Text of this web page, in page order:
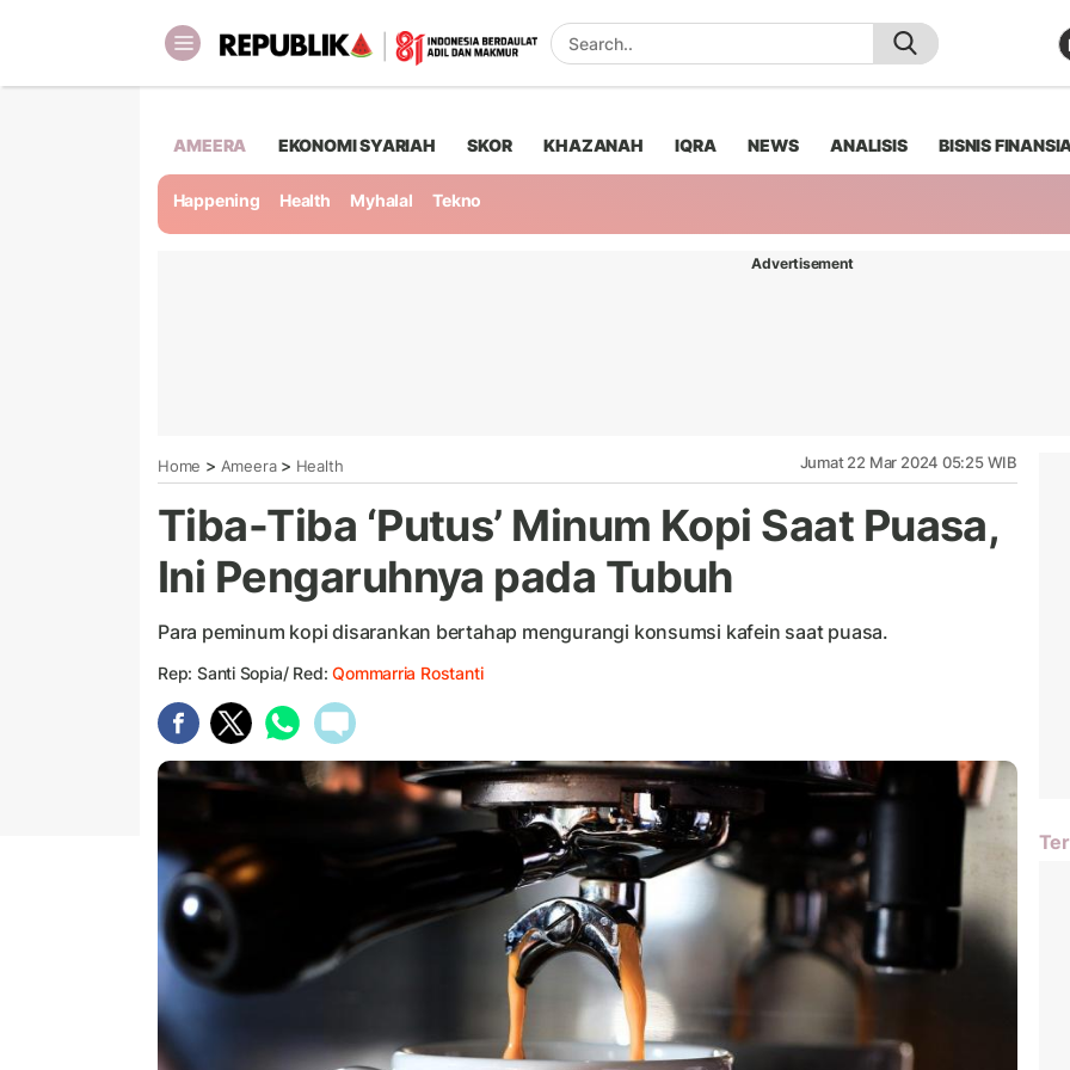
AMEERA EKONOMI SYARIAH SKOR KHAZANAH IQRA NEWS ANALISIS BISNIS
Happening Health Myhalal Tekno
Advertisement
Home > Ameera> Health Jumat 22 Mar 2024 05:25 WIB
Tiba-Tiba ‘Putus’ Minum Kopi Saat Puasa,
Ini Pengaruhnya pada Tubuh
Para peminum kopi disarankan bertahap mengurangi konsumsi kafein saat puasa.
Rep: Santi Sopia/ Red:Qommarria Rostanti